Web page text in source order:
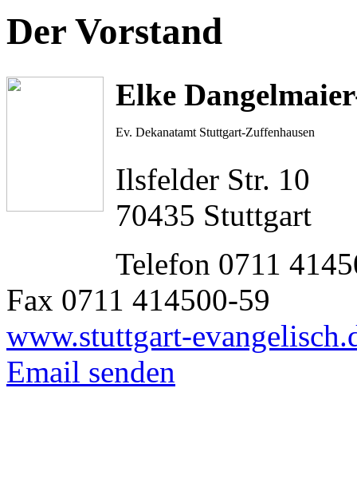
Der Vorstand
Elke
Ev. Dekanatamt Stuttgart-Zuffenhausen
Ilsfelder Str. 10
70435 Stuttgart
Telefon 0711
Fax 0711 414500-59
www.stuttgart-
Email senden